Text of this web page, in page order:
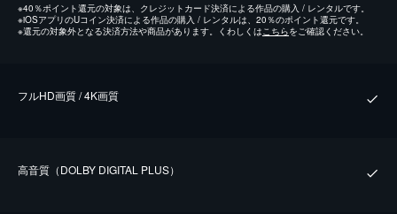
※40％ポイント還元の対象は、クレジットカード決済による作品の購入 / レンタルです。
※iOSアプリのUコイン決済による作品の購入 / レンタルは、20％のポイント還元です。
※還元の対象外となる決済方法や商品があります。くわしくはこちらをご確認ください。
フルHD画質 / 4K画質
⾼⾳質（DOLBY DIGITAL PLUS）